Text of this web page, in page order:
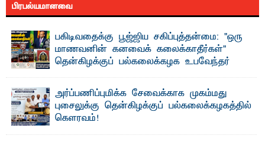
பிரபல்யமானவை
பகிடிவதைக்கு பூஜ்ஜிய சகிப்புத்தன்மை: "ஒரு
மாணவனின் கனவைக் கலைக்காதீர்கள்" –
தென்கிழக்குப் பல்கலைக்கழக உபவேந்தர்
"ஒ ரு மாணவனின் அல்லது மாணவியின் கனவு என்னால்
கலைக்கப்படாது" என்ற உறுதியை ஒவ்வொரு மாணவரும் ...
அர்ப்பணிப்புமிக்க சேவைக்காக முகம்மது
புசைலுக்கு தென்கிழக்குப் பல்கலைக்கழகத்தில்
கௌரவம்!